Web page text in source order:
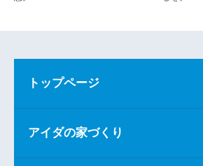
トップページ
アイダの家づくり